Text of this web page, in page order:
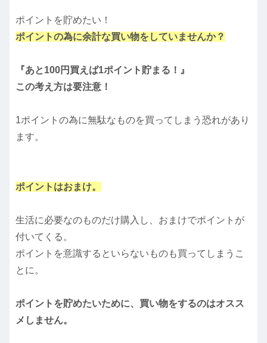
ポイントを貯めたい！
ポイントの為に余計な買い物をしていませんか？
『あと100円買えば1ポイント貯まる！』
この考え方は要注意！
1ポイントの為に無駄なものを買ってしまう恐れがあり
ます。
ポイントはおまけ。
生活に必要なのものだけ購入し、おまけでポイントが
付いてくる。
ポイントを意識するといらないものも買ってしまうこ
とに。
ポイントを貯めたいために、買い物をするのはオスス
メしません。